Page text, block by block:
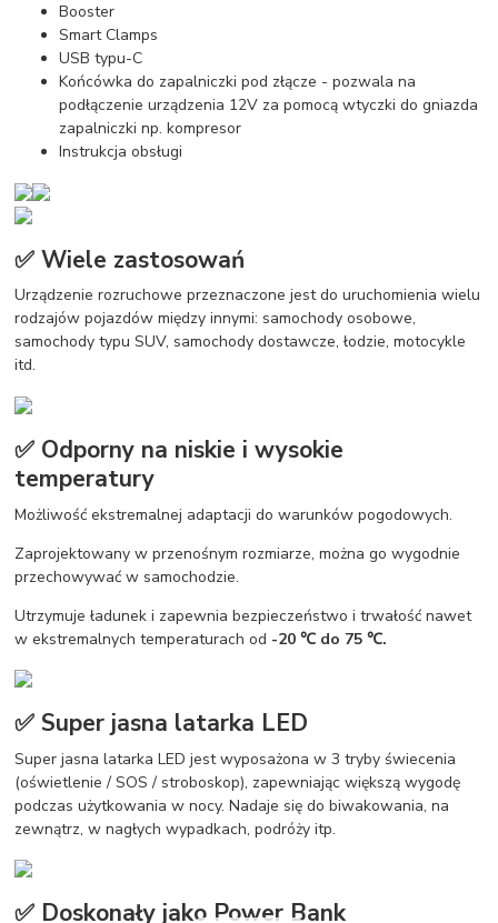
Booster
Smart Clamps
USB typu-C
Końcówka do zapalniczki pod złącze - pozwala na
podłączenie urządzenia 12V za pomocą wtyczki do gniazda
zapalniczki np. kompresor
Instrukcja obsługi
✅ Wiele zastosowań
Urządzenie rozruchowe przeznaczone jest do uruchomienia wielu
rodzajów pojazdów między innymi: samochody osobowe,
samochody typu SUV, samochody dostawcze, łodzie, motocykle
itd.
✅ Odporny na niskie i wysokie
temperatury
Możliwość ekstremalnej adaptacji do warunków pogodowych.
Zaprojektowany w przenośnym rozmiarze, można go wygodnie
przechowywać w samochodzie.
Utrzymuje ładunek i zapewnia bezpieczeństwo i trwałość nawet
w ekstremalnych temperaturach od -20 ℃ do 75 ℃.
✅ Super jasna latarka LED
Super jasna latarka LED jest wyposażona w 3 tryby świecenia
(oświetlenie / SOS / stroboskop), zapewniając większą wygodę
podczas użytkowania w nocy. Nadaje się do biwakowania, na
zewnątrz, w nagłych wypadkach, podróży itp.
✅ Doskonały jako Power Bank